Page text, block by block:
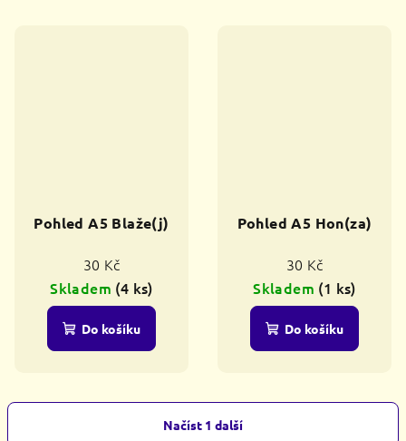
Pohled A5 Blaže(j)
30 Kč
Skladem (4 ks)
Do košíku
Pohled A5 Hon(za)
30 Kč
Skladem (1 ks)
Do košíku
Načíst 1 další